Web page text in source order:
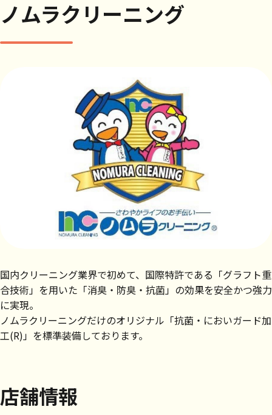
ノムラクリーニング
国内クリーニング業界で初めて、国際特許である「グラフト重
合技術」を用いた「消臭・防臭・抗菌」の効果を安全かつ強力
に実現。
ノムラクリーニングだけのオリジナル「抗菌・においガード加
工(R)」を標準装備しております。
店舗情報